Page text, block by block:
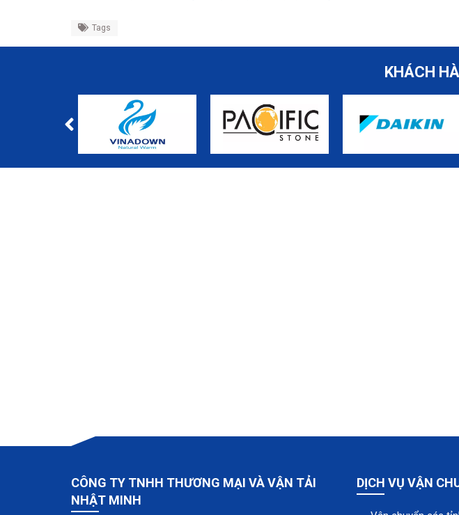
Tags
KHÁCH
CÔNG TY TNHH THƯƠNG MẠI VÀ VẬN TẢI
NHẬT MINH
DỊCH VỤ VẬN